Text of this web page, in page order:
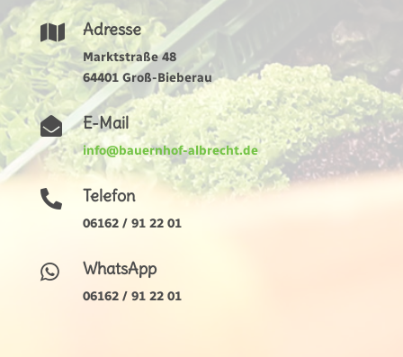
Mensch?
Dann
wählen
Sie
bitte
die
Tasse.
 Adresse
Marktstraße 48
64401 Groß-Bieberau
 E-Mail
info@bauernhof-albrecht.de
 Telefon
06162 / 91 22 01
 WhatsApp
06162 / 91 22 01